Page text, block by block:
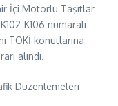
İçi Motorlu Taşıtlar
K106 numaralı
TOKİ konutlarına
alındı.
Düzenlemeleri